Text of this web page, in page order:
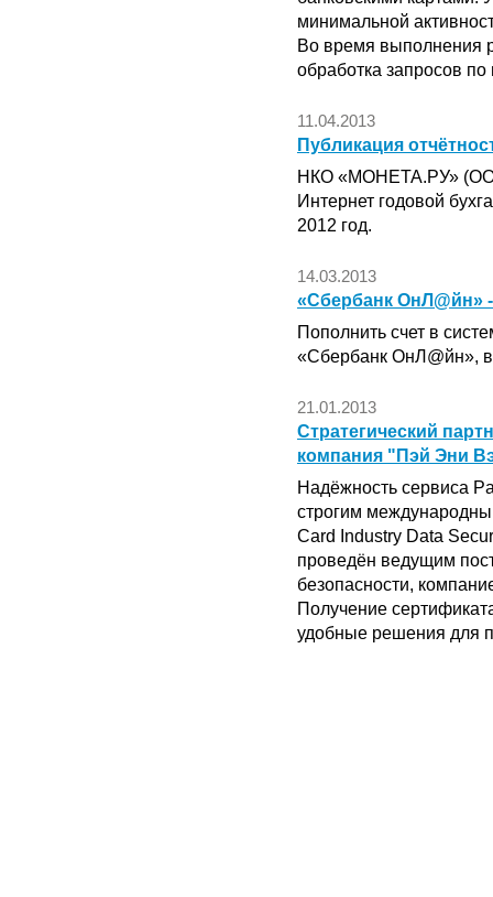
минимальной
Во время выполнения
обработка запросов
11.04.2013
Публикация
НКО «МОНЕТА.РУ»
Интернет годовой
2012 год.
14.03.2013
«Сбербанк ОнЛ@йн»
Пополнить счет в
«Сбербанк ОнЛ@йн»,
21.01.2013
Стратегический
компания "Пэй Эни
Надёжность сервиса
строгим
Card Industry Data
проведён ведущим
безопасности,
Получение
удобные решения для